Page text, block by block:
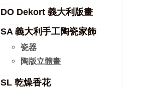
DO Dekort 義大利版畫
SA 義大利手工陶瓷家飾
瓷器
陶版立體畫
SL 乾燥香花